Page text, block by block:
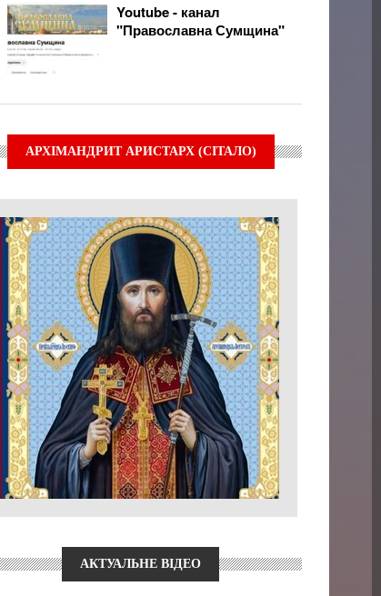
Youtube - канал
"Православна Сумщина"
АРХІМАНДРИТ АРИСТАРХ (СІТАЛО)
АКТУАЛЬНЕ ВІДЕО